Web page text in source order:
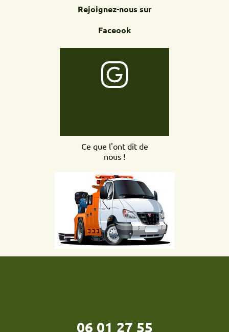
Rejoignez-nous sur
Faceook
Ce que l'ont dit de
nous !
06 01 27 55